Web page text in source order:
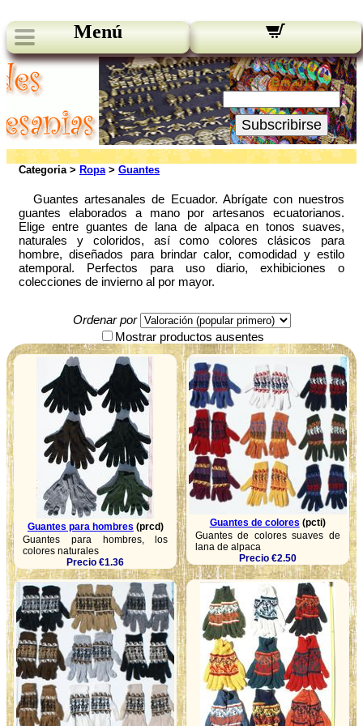
Menú
Novedades:
Su Email:
Subscribirse
Categoria > Ropa> Guantes
Guantes artesanales de Ecuador. Abrígate con nuestros
guantes elaborados a mano por artesanos ecuatorianos.
Elige entre guantes de lana de alpaca en tonos suaves,
naturales y coloridos, así como colores clásicos para
hombre, diseñados para brindar calor, comodidad y estilo
atemporal. Perfectos para uso diario, exhibiciones o
colecciones de invierno al por mayor.
Ordenar por
Mostrar productos ausentes
Guantes para hombres (prcd)
Guantes para hombres, los
colores naturales
Precio €1.36
Guantes de colores (pcti)
Guantes de colores suaves de
lana de alpaca
Precio €2.50